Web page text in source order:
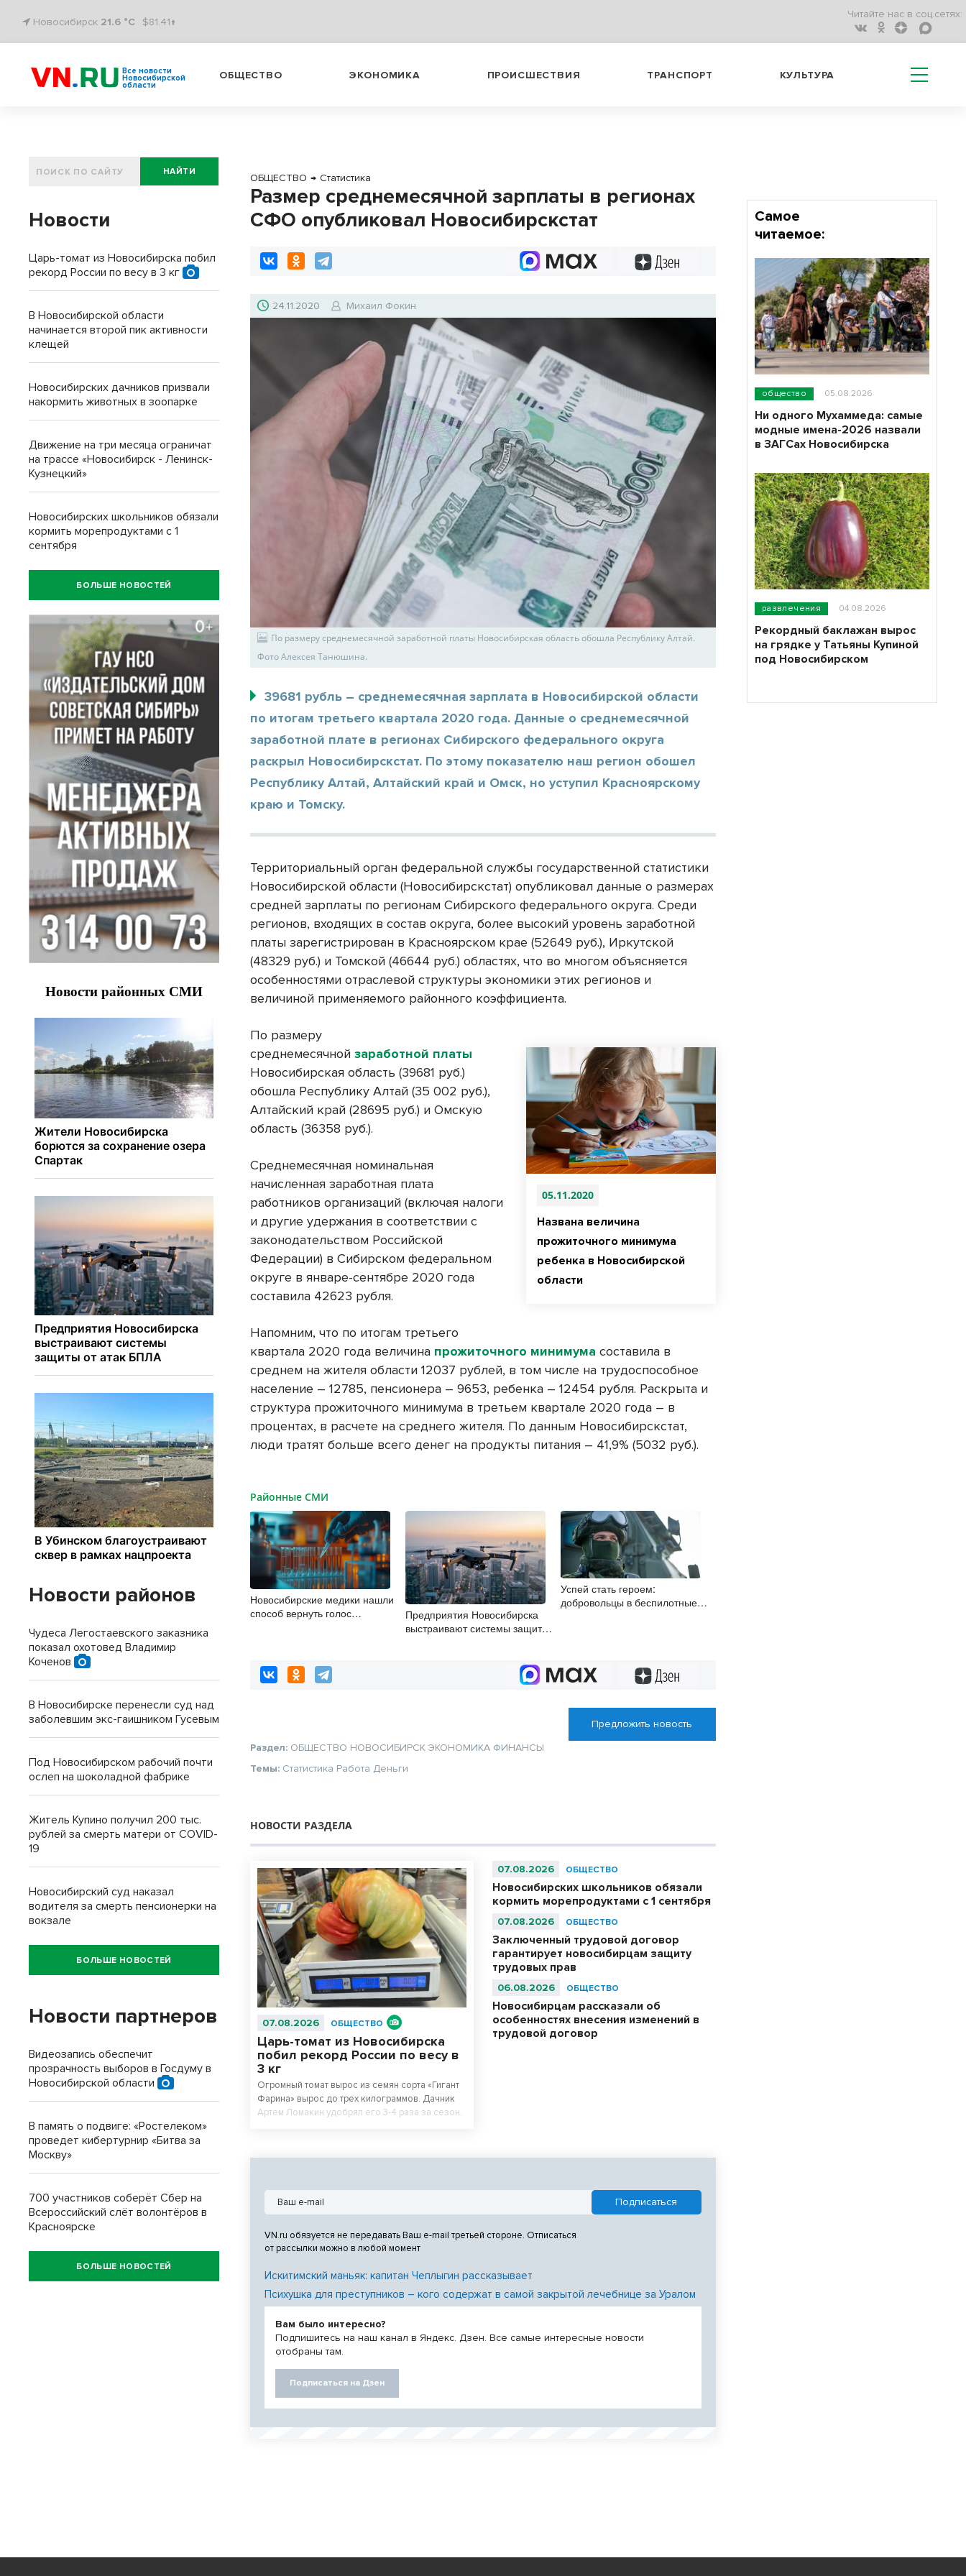
Новосибирск 21.6 °C $81.41↑
Читайте нас в соц.сетях:
Все новости
Новосибирской
области
ОБЩЕСТВО ЭКОНОМИКА ПРОИСШЕСТВИЯ ТРАНСПОРТ КУЛЬТУРА
ОБЩЕСТВО → Статистика
Размер среднемесячной зарплаты в регионах
СФО опубликовал Новосибирскстат
24.11.2020 Михаил Фокин
По размеру среднемесячной заработной платы Новосибирская область обошла Республику Алтай.
Фото Алексея Танюшина.
39681 рубль – среднемесячная зарплата в Новосибирской области
по итогам третьего квартала 2020 года. Данные о среднемесячной
заработной плате в регионах Сибирского федерального округа
раскрыл Новосибирскстат. По этому показателю наш регион обошел
Республику Алтай, Алтайский край и Омск, но уступил Красноярскому
краю и Томску.
Территориальный орган федеральной службы государственной статистики
Новосибирской области (Новосибирскстат) опубликовал данные о размерах
средней зарплаты по регионам Сибирского федерального округа. Среди
регионов, входящих в состав округа, более высокий уровень заработной
платы зарегистрирован в Красноярском крае (52649 руб.), Иркутской
(48329 руб.) и Томской (46644 руб.) областях, что во многом объясняется
особенностями отраслевой структуры экономики этих регионов и
величиной применяемого районного коэффициента.
05.11.2020
Названа величина
прожиточного минимума
ребенка в Новосибирской
области
По размеру
среднемесячнойзаработной платы
Новосибирская область (39681 руб.)
обошла Республику Алтай (35 002 руб.),
Алтайский край (28695 руб.) и Омскую
область (36358 руб.).
Среднемесячная номинальная
начисленная заработная плата
работников организаций (включая налоги
и другие удержания в соответствии с
законодательством Российской
Федерации) в Сибирском федеральном
округе в январе-сентябре 2020 года
составила 42623 рубля.
Напомним, что по итогам третьего
квартала 2020 года величина прожиточного минимумасоставила в
среднем на жителя области 12037 рублей, в том числе на трудоспособное
население – 12785, пенсионера – 9653, ребенка – 12454 рубля. Раскрыта и
структура прожиточного минимума в третьем квартале 2020 года – в
процентах, в расчете на среднего жителя. По данным Новосибирскстат,
люди тратят больше всего денег на продукты питания – 41,9% (5032 руб.).
Районные СМИ
Новосибирские медики нашли
способ вернуть голос
Предприятия Новосибирска
выстраивают системы защиты
Успей стать героем:
добровольцы в беспилотные
Предложить новость
Раздел: ОБЩЕСТВО НОВОСИБИРСК ЭКОНОМИКА ФИНАНСЫ
Темы: Статистика Работа Деньги
НОВОСТИ РАЗДЕЛА
07.08.2026 ОБЩЕСТВО
Царь-томат из Новосибирска
побил рекорд России по весу в
3 кг
Огромный томат вырос из семян сорта «Гигант
Фарина» вырос до трех килограммов. Дачник
Артем Ломакин удобрял его 3-4 раза за сезон.
07.08.2026 ОБЩЕСТВО
Новосибирских школьников обязали
кормить морепродуктами с 1 сентября
07.08.2026 ОБЩЕСТВО
Заключенный трудовой договор
гарантирует новосибирцам защиту
трудовых прав
06.08.2026 ОБЩЕСТВО
Новосибирцам рассказали об
особенностях внесения изменений в
трудовой договор
VN.ru обязуется не передавать Ваш e-mail третьей стороне. Отписаться
от рассылки можно в любой момент
Искитимский маньяк: капитан Чеплыгин рассказывает
Психушка для преступников – кого содержат в самой закрытой лечебнице за Уралом
Вам было интересно?
Подпишитесь на наш канал в Яндекс. Дзен. Все самые интересные новости
отобраны там.
Подписаться на Дзен
НАЙТИ
Новости
Царь-томат из Новосибирска побил
рекорд России по весу в 3 кг
В Новосибирской области
начинается второй пик активности
клещей
Новосибирских дачников призвали
накормить животных в зоопарке
Движение на три месяца ограничат
на трассе «Новосибирск - Ленинск-
Кузнецкий»
Новосибирских школьников обязали
кормить морепродуктами с 1
сентября
БОЛЬШЕ НОВОСТЕЙ
Новости районов
Чудеса Легостаевского заказника
показал охотовед Владимир
Коченов
В Новосибирске перенесли суд над
заболевшим экс-гаишником Гусевым
Под Новосибирском рабочий почти
ослеп на шоколадной фабрике
Житель Купино получил 200 тыс.
рублей за смерть матери от COVID-
19
Новосибирский суд наказал
водителя за смерть пенсионерки на
вокзале
БОЛЬШЕ НОВОСТЕЙ
Новости партнеров
Видеозапись обеспечит
прозрачность выборов в Госдуму в
Новосибирской области
В память о подвиге: «Ростелеком»
проведет кибертурнир «Битва за
Москву»
700 участников соберёт Сбер на
Всероссийский слёт волонтёров в
Красноярске
БОЛЬШЕ НОВОСТЕЙ
Самое
читаемое:
общество 05.08.2026
Ни одного Мухаммеда: самые
модные имена-2026 назвали
в ЗАГСах Новосибирска
развлечения 04.08.2026
Рекордный баклажан вырос
на грядке у Татьяны Купиной
под Новосибирском